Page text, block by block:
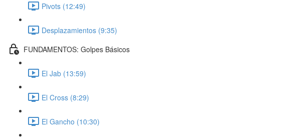
Pivots (12:49)
Desplazamientos (9:35)
FUNDAMENTOS: Golpes Básicos
El Jab (13:59)
El Cross (8:29)
El Gancho (10:30)